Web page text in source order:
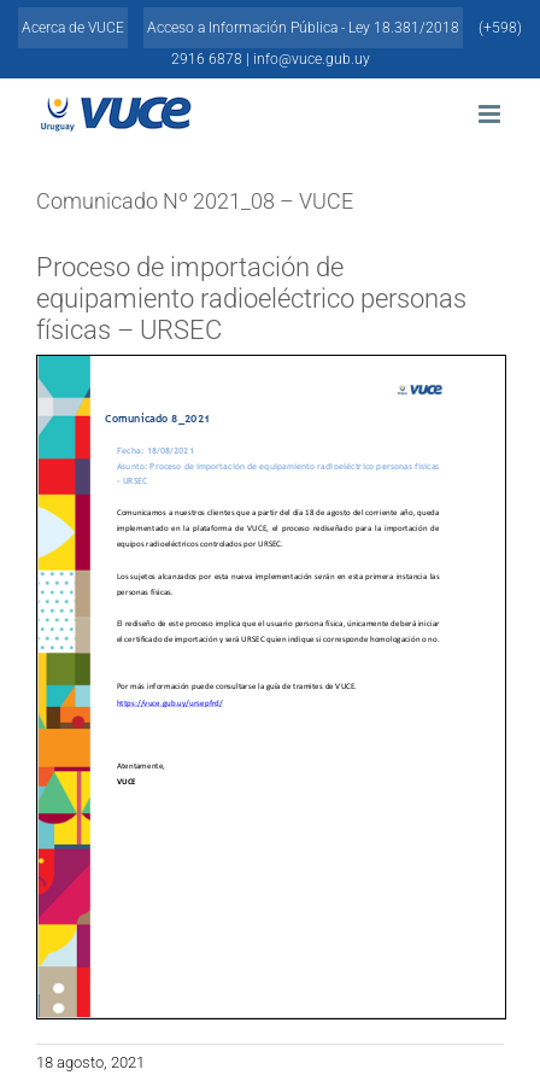
Skip
Acerca de VUCE Acceso a Información Pública - Ley 18.381/2018
(+598)
2916 6878 |
info@vuce.gub.uy
Comunicado Nº 2021_08 – VUCE
Proceso de importación de
equipamiento radioeléctrico personas
físicas – URSEC
18 agosto, 2021